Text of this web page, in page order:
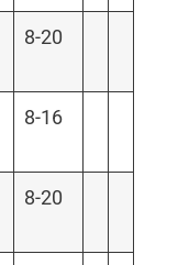
8-20
8-16
8-20